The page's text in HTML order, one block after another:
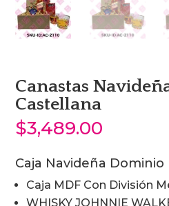
Canastas
Castellana
$3,489.00
Caja Navideña Dominio
Caja MDF Con División
WHISKY JOHNNIE